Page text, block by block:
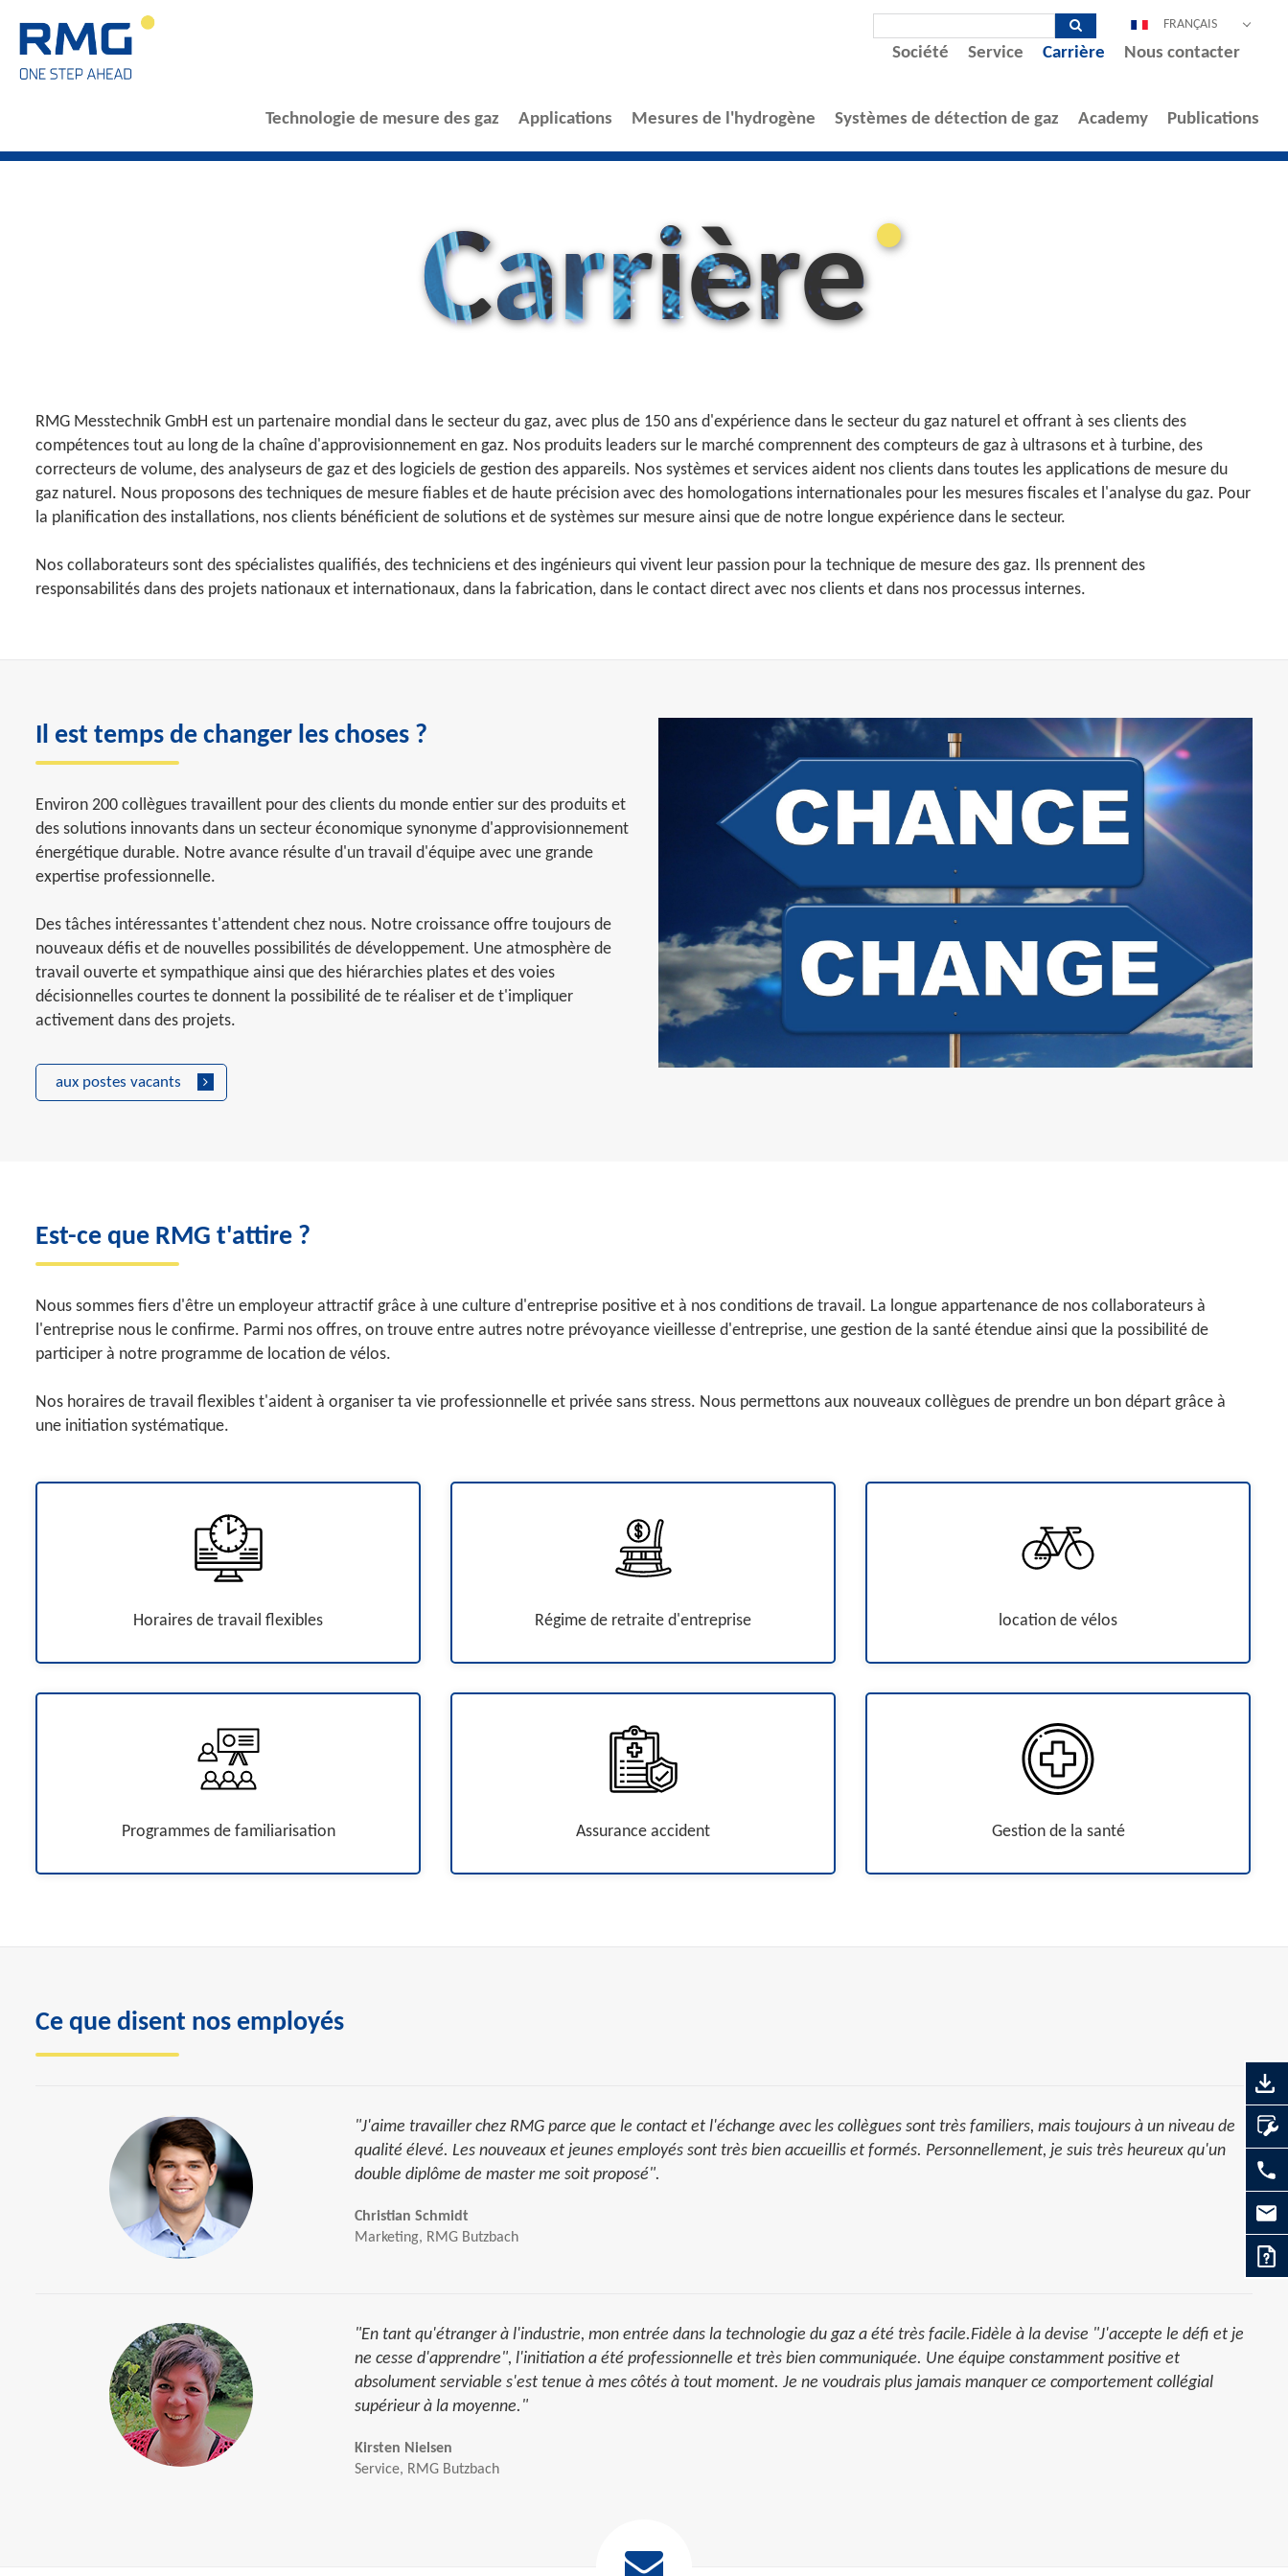
DEUTSCH
ESPAÑOL
FRANÇAIS
Société Service Carrière Nous contacter
Technologie de mesure des gaz Applications Mesures de l'hydrogène Systèmes de détection de gaz Academy Publications
Carrière
RMG Messtechnik GmbH est un partenaire mondial dans le secteur du gaz, avec plus de 150 ans d'expérience dans le secteur du gaz naturel et offrant à ses clients des
compétences tout au long de la chaîne d'approvisionnement en gaz. Nos produits leaders sur le marché comprennent des compteurs de gaz à ultrasons et à turbine, des
correcteurs de volume, des analyseurs de gaz et des logiciels de gestion des appareils. Nos systèmes et services aident nos clients dans toutes les applications de mesure du
gaz naturel. Nous proposons des techniques de mesure fiables et de haute précision avec des homologations internationales pour les mesures fiscales et l'analyse du gaz. Pour
la planification des installations, nos clients bénéficient de solutions et de systèmes sur mesure ainsi que de notre longue expérience dans le secteur.
Nos collaborateurs sont des spécialistes qualifiés, des techniciens et des ingénieurs qui vivent leur passion pour la technique de mesure des gaz. Ils prennent des
responsabilités dans des projets nationaux et internationaux, dans la fabrication, dans le contact direct avec nos clients et dans nos processus internes.
Il est temps de changer les choses ?
Environ 200 collègues travaillent pour des clients du monde entier sur des produits et
des solutions innovants dans un secteur économique synonyme d'approvisionnement
énergétique durable. Notre avance résulte d'un travail d'équipe avec une grande
expertise professionnelle.
Des tâches intéressantes t'attendent chez nous. Notre croissance offre toujours de
nouveaux défis et de nouvelles possibilités de développement. Une atmosphère de
travail ouverte et sympathique ainsi que des hiérarchies plates et des voies
décisionnelles courtes te donnent la possibilité de te réaliser et de t'impliquer
activement dans des projets.
aux postes vacants
Est-ce que RMG t'attire ?
Nous sommes fiers d'être un employeur attractif grâce à une culture d'entreprise positive et à nos conditions de travail. La longue appartenance de nos collaborateurs à
l'entreprise nous le confirme. Parmi nos offres, on trouve entre autres notre prévoyance vieillesse d'entreprise, une gestion de la santé étendue ainsi que la possibilité de
participer à notre programme de location de vélos.
Nos horaires de travail flexibles t'aident à organiser ta vie professionnelle et privée sans stress. Nous permettons aux nouveaux collègues de prendre un bon départ grâce à
une initiation systématique.
Horaires de travail flexibles Régime de retraite d'entreprise location de vélos
Programmes de familiarisation Assurance accident Gestion de la santé
Ce que disent nos employés
"J'aime travailler chez RMG parce que le contact et l'échange avec les collègues sont très familiers, mais toujours à un niveau de
qualité élevé. Les nouveaux et jeunes employés sont très bien accueillis et formés. Personnellement, je suis très heureux qu'un
double diplôme de master me soit proposé".
Christian Schmidt
Marketing, RMG Butzbach
"En tant qu'étranger à l'industrie, mon entrée dans la technologie du gaz a été très facile.Fidèle à la devise "J'accepte le défi et je
ne cesse d'apprendre", l'initiation a été professionnelle et très bien communiquée. Une équipe constamment positive et
absolument serviable s'est tenue à mes côtés à tout moment. Je ne voudrais plus jamais manquer ce comportement collégial
supérieur à la moyenne."
Kirsten Nielsen
Service, RMG Butzbach